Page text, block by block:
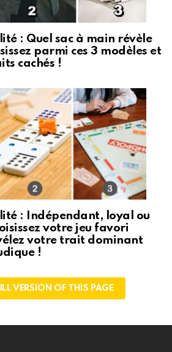
: Quel sac à main révèle
parmi ces 3 modèles et
cachés !
: Indépendant, loyal ou
votre jeu favori
votre trait dominant
!
VERSION OF THIS PAGE